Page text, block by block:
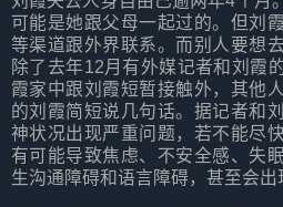
可能是她跟父母一起过的。但刘
等渠道跟外界联系。而别人要想
除了去年12月有外媒记者和刘霞
霞家中跟刘霞短暂接触外，其他
的刘霞简短说几句话。据记者和
神状况出现严重问题，若不能尽
有可能导致焦虑、不安全感、失
生沟通障碍和语言障碍，甚至会出